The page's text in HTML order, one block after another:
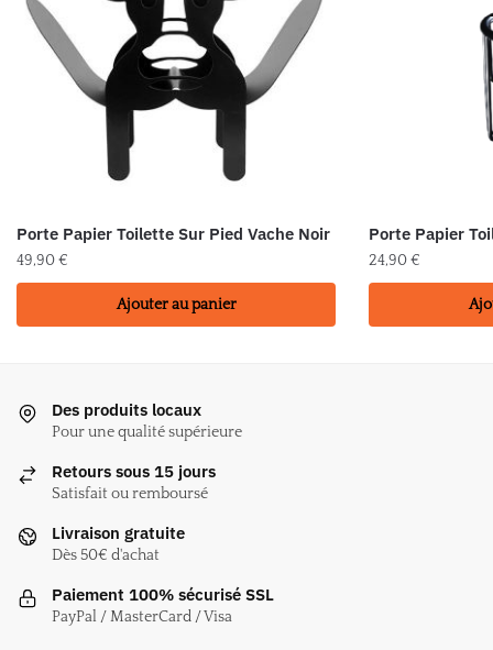
Porte Papier Toilette Sur Pied Vache Noir
49,90€
Ajouter au panier
Porte Papier
24,90€
Des produits locaux
Pour une qualité supérieure
Retours sous 15 jours
Satisfait ou remboursé
Livraison gratuite
Dès 50€ d'achat
Paiement 100% sécurisé SSL
PayPal / MasterCard / Visa